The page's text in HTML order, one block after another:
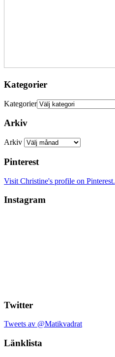
Kategorier
Kategorier
Arkiv
Arkiv
Pinterest
Visit Christine's profile on Pinterest.
Instagram
Twitter
Tweets av @Matikvadrat
Länklista